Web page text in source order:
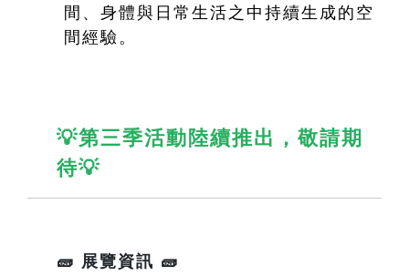
間、身體與日常生活之中持續生成的空
間經驗。
💡第三季活動陸續推出，敬請期
待💡
🧱 展覽資訊 🧱